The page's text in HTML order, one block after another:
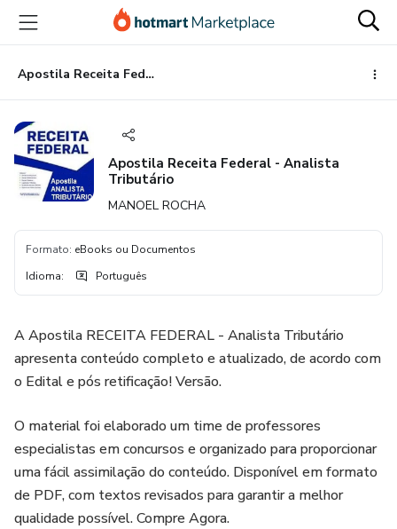
para
conteúdo
principal
para
pagamento
para
rodapé
Apostila Receita Federal - Analista Tributário
Apostila Receita Federal - Analista
Tributário
MANOEL ROCHA
Formato: eBooks ou Documentos
Idioma: Português
A Apostila RECEITA FEDERAL - Analista Tributário
apresenta conteúdo completo e atualizado, de acordo com
o Edital e pós retificação! Versão.
O material foi elaborado um time de professores
especialistas em concursos e organizado para proporcionar
uma fácil assimilação do conteúdo. Disponível em formato
de PDF, com textos revisados para garantir a melhor
qualidade possível. Compre Agora.